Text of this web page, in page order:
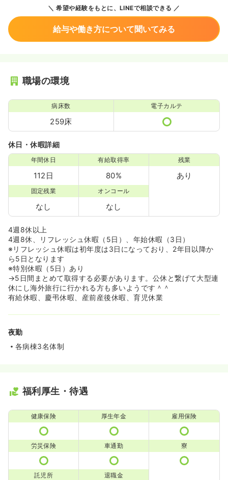
希望や経験をもとに、LINEで相談できる
給与や働き方について聞いてみる
職場の環境
病床数
259床
電子カルテ
休日・休暇詳細
年間休日
112日
有給取得率
80%
残業
あり
固定残業
なし
オンコール
なし
4週8休以上
4週8休、リフレッシュ休暇（5日）、年始休暇（3日）
※リフレッシュ休暇は初年度は3日になっており、2年目以降か
ら5日となります
※特別休暇（5日）あり
→5日間まとめて取得する必要があります。公休と繋げて大型連
休にし海外旅行に行かれる方も多いようです＾＾
有給休暇、慶弔休暇、産前産後休暇、育児休業
夜勤
各病棟3名体制
福利厚生・待遇
健康保険 厚生年金 雇用保険
労災保険 車通勤 寮
託児所 退職金